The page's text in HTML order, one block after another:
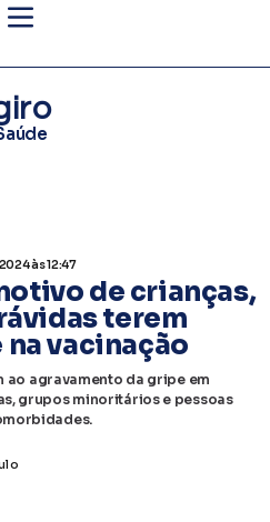
às 12:47
de crianças,
terem
vacinação
ao agravamento da gripe em
grupos minoritários e pessoas